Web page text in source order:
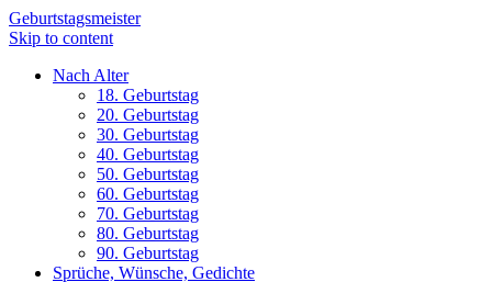
Geburtstagsmeister
Skip to content
Nach Alter
18. Geburtstag
20. Geburtstag
30. Geburtstag
40. Geburtstag
50. Geburtstag
60. Geburtstag
70. Geburtstag
80. Geburtstag
90. Geburtstag
Sprüche, Wünsche, Gedichte